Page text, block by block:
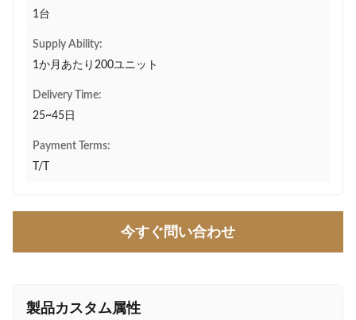
1台
Supply Ability:
1か月あたり200ユニット
Delivery Time:
25~45日
Payment Terms:
T/T
今すぐ問い合わせ
製品カスタム属性